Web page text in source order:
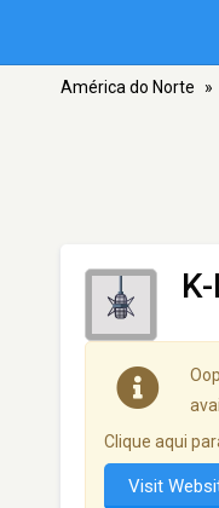
América do Norte »
Clique aqui
Visit